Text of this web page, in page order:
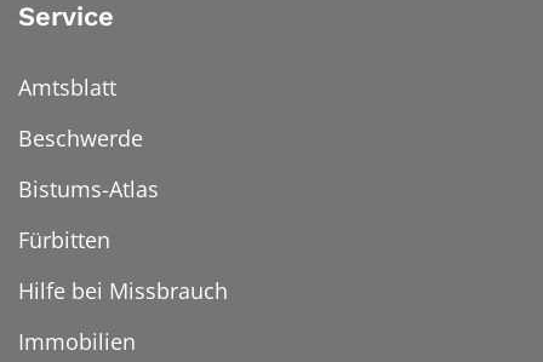
Service
Amtsblatt
Beschwerde
Bistums-Atlas
Fürbitten
Hilfe bei Missbrauch
Immobilien